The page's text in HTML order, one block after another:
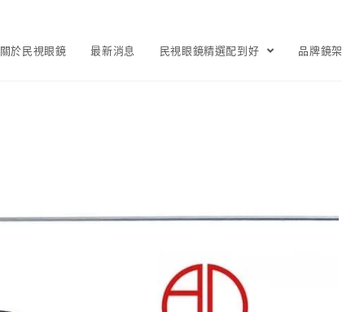
關於民視眼鏡 最新消息 民視眼鏡精選配到好 品牌鏡架